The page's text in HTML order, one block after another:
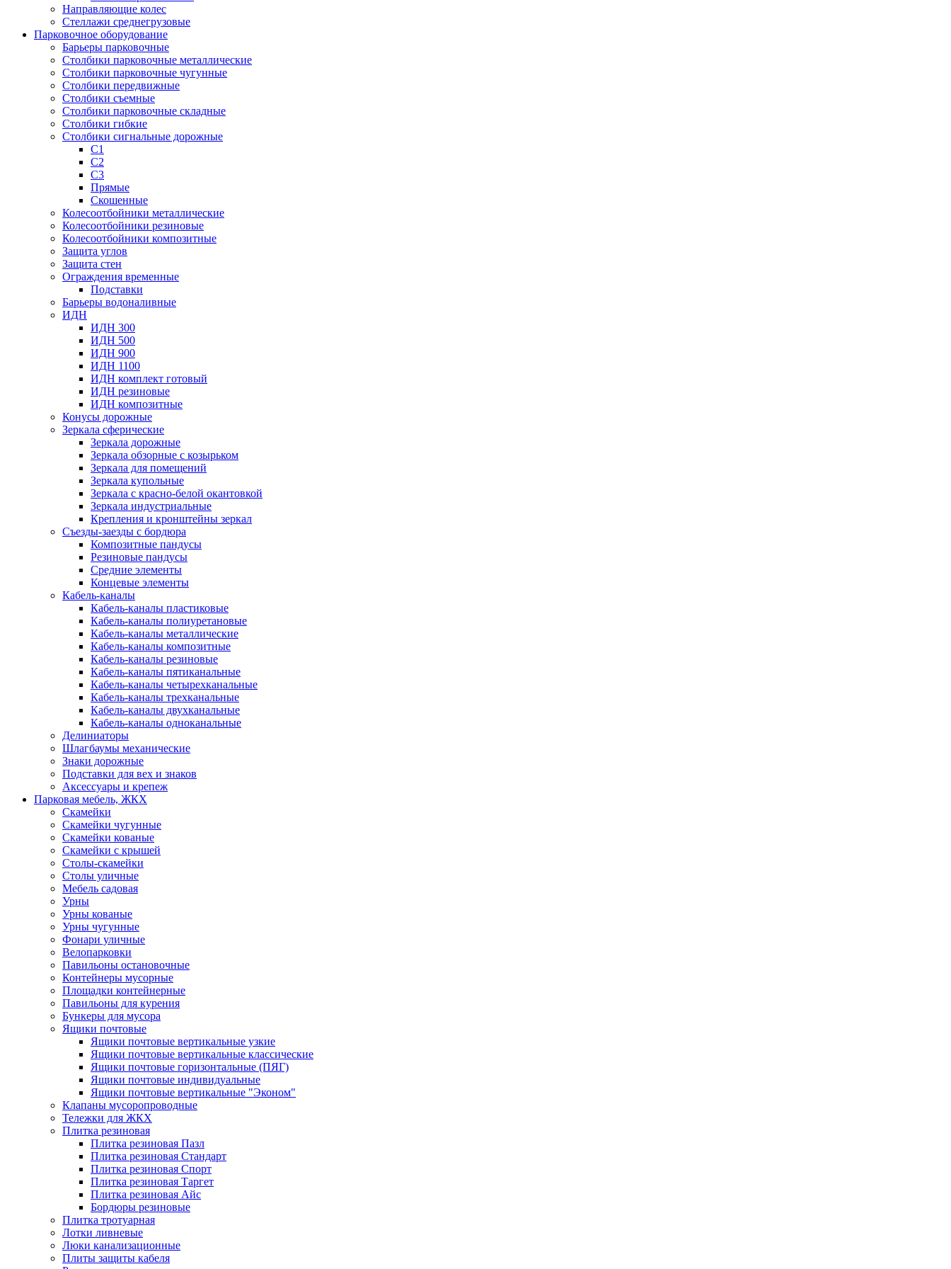
Направляющие колес
Стеллажи среднегрузовые
Парковочное оборудование
Барьеры парковочные
Столбики парковочные металлические
Столбики парковочные чугунные
Столбики передвижные
Столбики съемные
Столбики парковочные складные
Столбики гибкие
Столбики сигнальные дорожные
С1
С2
С3
Прямые
Скошенные
Колесоотбойники металлические
Колесоотбойники резиновые
Колесоотбойники композитные
Защита углов
Защита стен
Ограждения временные
Подставки
Барьеры водоналивные
ИДН
ИДН 300
ИДН 500
ИДН 900
ИДН 1100
ИДН комплект готовый
ИДН резиновые
ИДН композитные
Конусы дорожные
Зеркала сферические
Зеркала дорожные
Зеркала обзорные с козырьком
Зеркала для помещений
Зеркала купольные
Зеркала с красно-белой окантовкой
Зеркала индустриальные
Крепления и кронштейны зеркал
Съезды-заезды с бордюра
Композитные пандусы
Резиновые пандусы
Средние элементы
Концевые элементы
Кабель-каналы
Кабель-каналы пластиковые
Кабель-каналы полиуретановые
Кабель-каналы металлические
Кабель-каналы композитные
Кабель-каналы резиновые
Кабель-каналы пятиканальные
Кабель-каналы четырехканальные
Кабель-каналы трехканальные
Кабель-каналы двухканальные
Кабель-каналы одноканальные
Делиниаторы
Шлагбаумы механические
Знаки дорожные
Подставки для вех и знаков
Аксессуары и крепеж
Парковая мебель, ЖКХ
Скамейки
Скамейки чугунные
Скамейки кованые
Скамейки с крышей
Столы-скамейки
Столы уличные
Мебель садовая
Урны
Урны кованые
Урны чугунные
Фонари уличные
Велопарковки
Павильоны остановочные
Контейнеры мусорные
Площадки контейнерные
Павильоны для курения
Бункеры для мусора
Ящики почтовые
Ящики почтовые вертикальные узкие
Ящики почтовые вертикальные классические
Ящики почтовые горизонтальные (ПЯГ)
Ящики почтовые индивидуальные
Ящики почтовые вертикальные "Эконом"
Клапаны мусоропроводные
Тележки для ЖКХ
Плитка резиновая
Плитка резиновая Пазл
Плитка резиновая Стандарт
Плитка резиновая Спорт
Плитка резиновая Таргет
Плитка резиновая Айс
Бордюры резиновые
Плитка тротуарная
Лотки ливневые
Люки канализационные
Плиты защиты кабеля